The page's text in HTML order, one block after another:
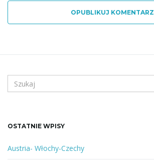
OPUBLIKUJ KOMENTARZ
z
a
e
s
OSTATNIE WPISY
Austria- Włochy-Czechy